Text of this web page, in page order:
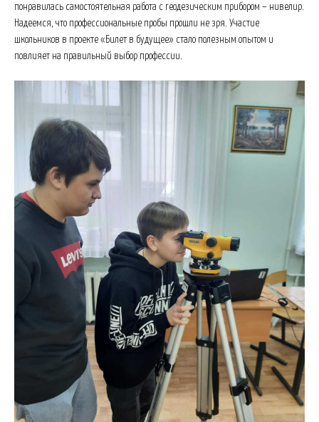
понравилась самостоятельная работа с геодезическим прибором – нивелир.
Надеемся, что профессиональные пробы прошли не зря. Участие
школьников в проекте «Билет в будущее» стало полезным опытом и
повлияет на правильный выбор профессии.